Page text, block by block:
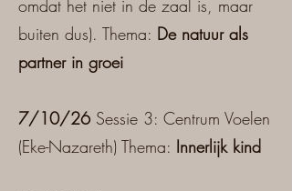
omdat het niet in de zaal is, maar
buiten dus). Thema: De natuur als
partner in groei
7/10/26 Sessie 3: Centrum Voelen
(Eke-Nazareth) Thema: Innerlijk kind